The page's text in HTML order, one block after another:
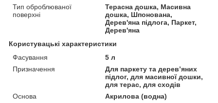
Тип оброблюваної
поверхні
Терасна дошка, Масивна
дошка, Шпонована,
Дерев'яна підлога, Паркет,
Дерев'яна
Користувацькі характеристики
Фасування
5 л
Призначення
Для паркету та дерев’яних
підлог, для масивної дошки,
для терас, для сходів
Основа
Акрилова (водна)